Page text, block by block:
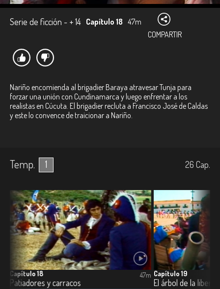
Serie de ficción - + 14 Capítulo 18 47m
COMPARTIR
Nariño encomienda al brigadier Baraya atravesar Tunja para
forzar una unión con Cundinamarca y luego enfrentar a los
realistas en Cúcuta. El brigadier recluta a Francisco José de Caldas
y este lo convence de traicionar a Nariño.
Temp. 1 26 Cap.
Capítulo 18
Patiadores y carracos
47m Capítulo 19
El árbol de la